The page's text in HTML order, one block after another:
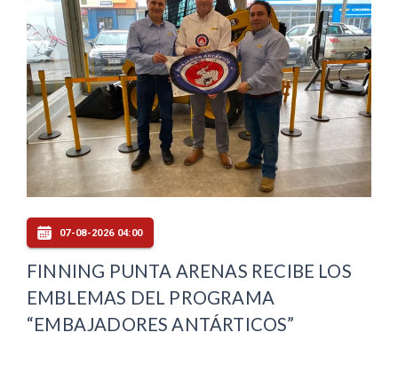
07-08-2026 04:00
FINNING PUNTA ARENAS RECIBE LOS
EMBLEMAS DEL PROGRAMA
“EMBAJADORES ANTÁRTICOS”